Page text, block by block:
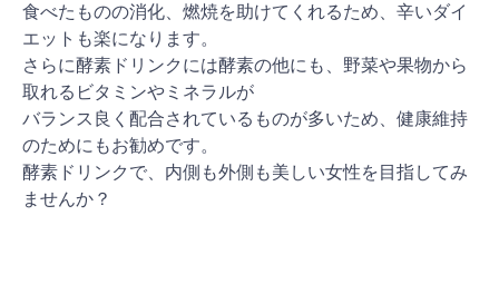
食べたものの消化、燃焼を助けてくれるため、辛いダイ
エットも楽になります。
さらに酵素ドリンクには酵素の他にも、野菜や果物から
取れるビタミンやミネラルが
バランス良く配合されているものが多いため、健康維持
のためにもお勧めです。
酵素ドリンクで、内側も外側も美しい女性を目指してみ
ませんか？